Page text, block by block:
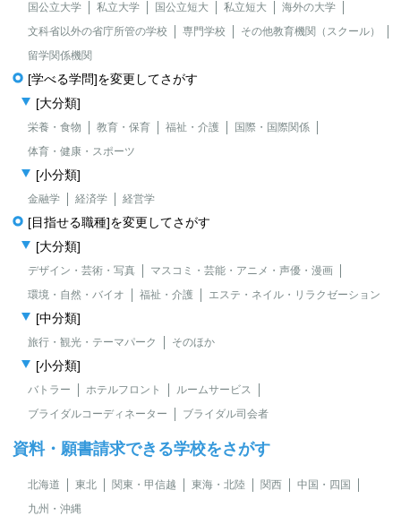
国公立大学 私立大学 国公立短大 私立短大
海外の大学
文科省以外の省庁所管の学校
専門学校
その他教育機関（スクール）
留学関係機関
[学べる学問]を変更してさがす
[大分類]
栄養・食物 教育・保育 福祉・介護
国際・国際関係
体育・健康・スポーツ
[小分類]
金融学 経済学 経営学
[目指せる職種]を変更してさがす
[大分類]
デザイン・芸術・写真
マスコミ・芸能・アニメ・声優・漫画
環境・自然・バイオ
福祉・介護 エステ・ネイル・リラクゼーション
[中分類]
旅行・観光・テーマパーク そのほか
[小分類]
バトラー ホテルフロント
ルームサービス
ブライダルコーディネーター
ブライダル司会者
資料・願書請求できる学校をさがす
北海道 東北 関東・甲信越 東海・北陸 関西
中国・四国
九州・沖縄